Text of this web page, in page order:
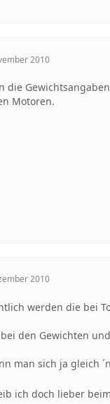
2010
die
Motoren.
2010
werden die bei
den Gewichten
man sich ja gleich
ich doch lieber